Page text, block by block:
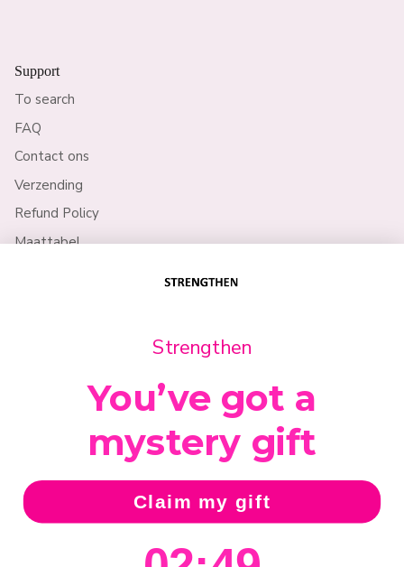
Support
To search
FAQ
Contact ons
Verzending
Refund Policy
Maattabel
Algemene voorwaarden
Retourvoorwaarden
Netherlands (EUR €)
Strengthen
You’ve got a
mystery gift
Claim my gift
Countdown ends in:
2 49